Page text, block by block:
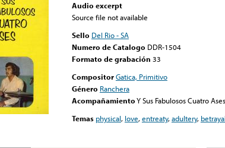
Audio excerpt
Source file not available
Sello Del Rio - SA
Numero de Catalogo DDR-1504
Formato de grabación 33
CompositorGatica, Primitivo
Género Ranchera
AcompañamientoY Sus Fabulosos Cuatro Ases
Temas physical, love,entreaty,adultery,